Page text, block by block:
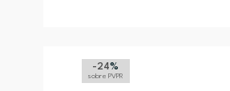
-24%
sobre PVPR